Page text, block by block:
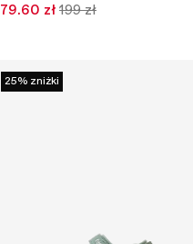
79.60 zł 199 zł
25% zniżki